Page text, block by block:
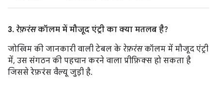
3. रेफ़रंसकॉलम में मौजूद एंट्री का क्या मतलब है?
जोखिम की जानकारी वाली टेबल के रेफ़रंसकॉलम में मौजूद एंट्री
में, उस संगठन की पहचान करने वाला प्रीफ़िक्स हो सकता है
जिससे रेफ़रंस वैल्यू जुड़ी है.